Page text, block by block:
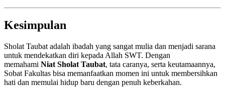
Kesimpulan
Sholat Taubat adalah ibadah yang sangat mulia dan menjadi sarana
untuk mendekatkan diri kepada Allah SWT. Dengan
memahami Niat Sholat Taubat, tata caranya, serta keutamaannya,
Sobat Fakultas bisa memanfaatkan momen ini untuk membersihkan
hati dan memulai hidup baru dengan penuh keberkahan.